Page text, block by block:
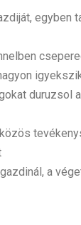
egyben
duruzsol
a